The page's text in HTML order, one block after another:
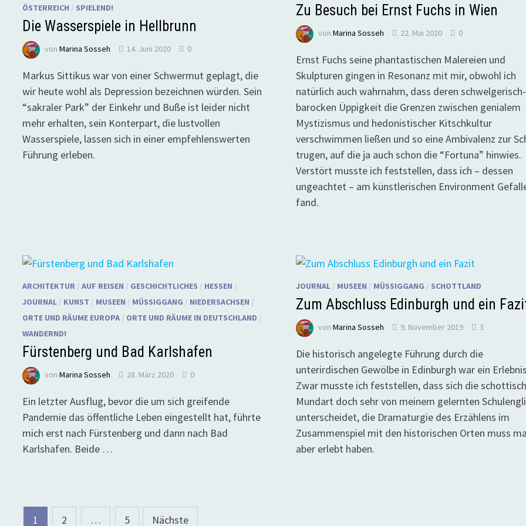
ÖSTERREICH / SPIELEND!
Die Wasserspiele in Hellbrunn
vonMarina Sosseh 14. Juni 2020 0
Markus Sittikus war von einer Schwermut geplagt, die
wir heute wohl als Depression bezeichnen würden. Sein
“sakraler Park” der Einkehr und Buße ist leider nicht
mehr erhalten, sein Konterpart, die lustvollen
Wasserspiele, lassen sich in einer empfehlenswerten
Führung erleben.
Zu Besuch bei Ernst Fuchs in Wien
von Marina Sosseh 22. Mai 2020 0
Ernst Fuchs seine phantastischen Malereien und
Skulpturen gingen in Resonanz mit mir, obwohl ich
natürlich auch wahrnahm, dass deren schwelgerisch-
barocken Üppigkeit die Grenzen zwischen genialem
Mystizismus und hedonistischer Kitschkultur
verschwimmen ließen und so eine Ambivalenz zur
trugen, auf die ja auch schon die “Fortuna” hinwies.
Verstört musste ich feststellen, dass ich – dessen
ungeachtet – am künstlerischen Environment
fand.
ARCHITEKTUR /AUF REISEN / GESCHICHTLICHES / HESSEN /
JOURNAL / KUNST / MUSEEN / MÜSSIGGANG / NIEDERSACHSEN /
ORTE UND RÄUME EUROPA / ORTE UND RÄUME IN DEUTSCHLAND /
WANDERND!
Fürstenberg und Bad Karlshafen
vonMarina Sosseh 28. März 2020 0
Ein letzter Ausflug, bevor die um sich greifende
Pandemie das öffentliche Leben eingestellt hat, führte
mich erst nach Fürstenberg und dann nach Bad
Karlshafen. Beide …
JOURNAL/ MUSEEN / MÜSSIGGANG / SCHOTTLAND
Zum Abschluss Edinburgh und ein
von Marina Sosseh 9. November 2019 3
Die historisch angelegte Führung durch die
unterirdischen Gewölbe in Edinburgh war ein
Zwar musste ich feststellen, dass sich die
Mundart doch sehr von meinem gelernten
unterscheidet, die Dramaturgie des Erzählens im
Zusammenspiel mit den historischen Orten muss
aber erlebt haben.
Seitennummerierung
1 2 … 5 Nächste